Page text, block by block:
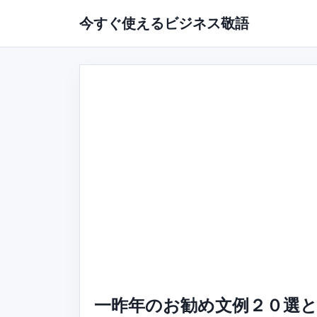
今すぐ使えるビジネス敬語
一昨年のお勧め文例２０選